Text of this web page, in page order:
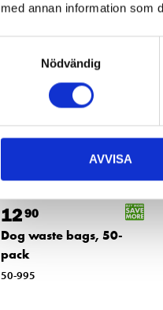
med annan information som
Nödvändig
AVVISA
1290
Dog waste bags, 50-
pack
50-995